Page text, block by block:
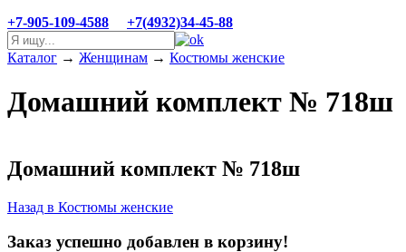
+7-905-109-4588
+7(4932)34-45-88
Каталог → Женщинам → Костюмы женские
Домашний комплект № 718ш
Домашний комплект № 718ш
Назад в Костюмы женские
Заказ успешно добавлен в корзину!